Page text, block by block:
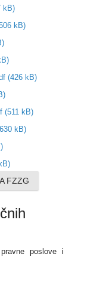
kB)
kB)
(426 kB)
(511 kB)
kB)
FZZG
poslove i